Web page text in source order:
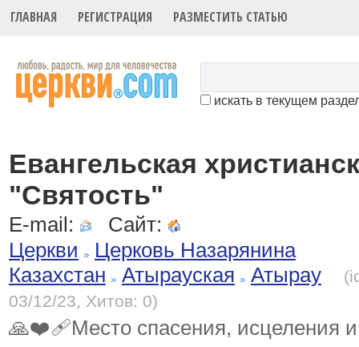
ГЛАВНАЯ РЕГИСТРАЦИЯ РАЗМЕСТИТЬ СТАТЬЮ
искать в текущем
Евангельская
"Святость"
E-mail:
Сайт:
Церкви
Церковь Назарянина
Казахстан
Атырауская Атырау
03/12/23, Хитов: 0)
🙏❤️‍🩹Место спасения, исцеления